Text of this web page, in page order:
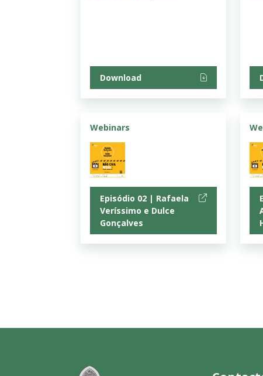
Download
Webinars
Episódio 02 | Rafaela
Veríssimo e Dulce
Gonçalves